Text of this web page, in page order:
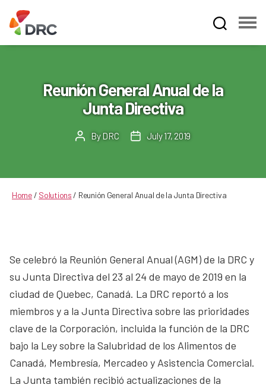
Dispute
Resolution
Corporation
Reunión General Anual de la
Junta Directiva
PostBy DRC
PostJuly 17, 2019
Home/ Solutions / Reunión General Anual de la Junta Directiva
Se celebró la Reunión General Anual (AGM) de la DRC y
su Junta Directiva del 23 al 24 de mayo de 2019 en la
ciudad de Quebec, Canadá. La DRC reportó a los
miembros y a la Junta Directiva sobre las prioridades
clave de la Corporación, incluida la función de la DRC
bajo la Ley sobre la Salubridad de los Alimentos de
Canadá, Membresía, Mercadeo y Asistencia Comercial.
La Junta también recibió actualizaciones de la